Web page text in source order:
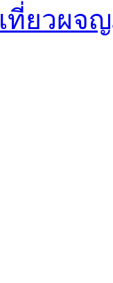
เที่ยวผจ